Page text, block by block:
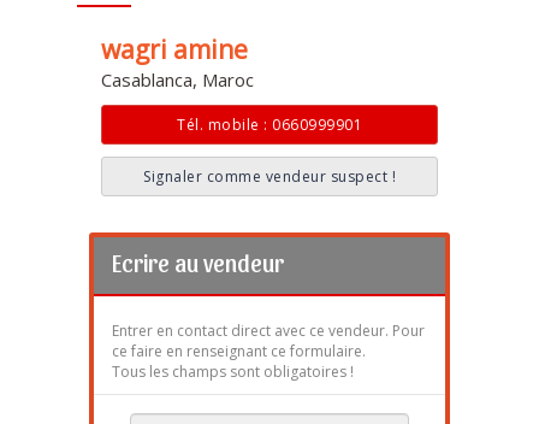
wagri amine
Casablanca, Maroc
Tél. mobile : 0660999901
Signaler comme vendeur suspect !
Ecrire au vendeur
Entrer en contact direct avec ce vendeur. Pour
ce faire en renseignant ce formulaire.
Tous les champs sont obligatoires !